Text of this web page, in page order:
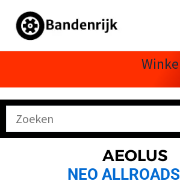
naar
AEOLUS
NEO